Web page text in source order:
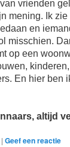
vrienden
mening. Ik zie
en
misschien.
op een
En hier ben
altijd
|Geef een reactie